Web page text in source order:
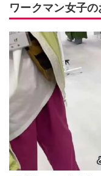
ワークマン女子